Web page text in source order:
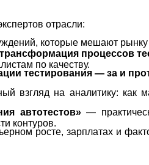
отрасли:
которые мешают рынку
процессов
по качеству.
тестирования — за и
взгляд на аналитику: как
автотестов»—
контуров.
росте, зарплатах и